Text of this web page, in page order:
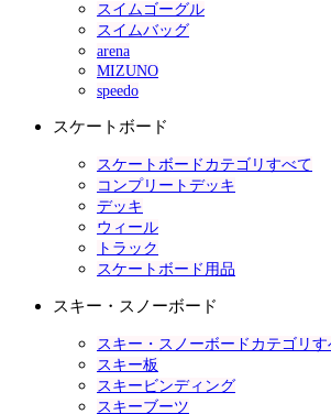
スイムゴーグル
スイムバッグ
arena
MIZUNO
speedo
スケートボード
スケートボードカテゴリすべて
コンプリートデッキ
デッキ
ウィール
トラック
スケートボード用品
スキー・スノーボード
スキー・スノーボードカテゴリす
スキー板
スキービンディング
スキーブーツ